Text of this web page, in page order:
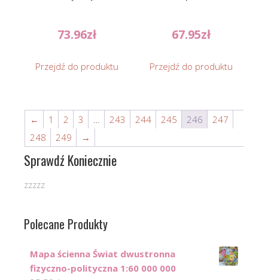
73.96zł
Przejdź do produktu
67.95zł
Przejdź do produktu
← 1 2 3 243 244 245 246
247
248
249 →
Sprawdź Koniecznie
zzzzz
Polecane Produkty
Mapa ścienna Świat dwustronna
fizyczno-polityczna 1:60 000 000